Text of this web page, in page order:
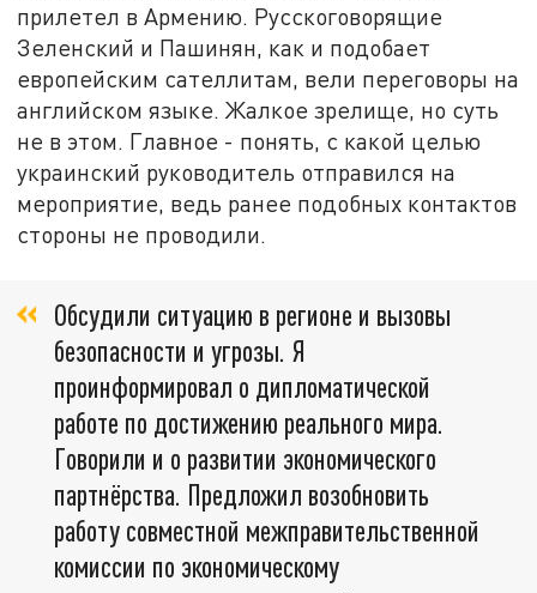
прилетел в Армению. Русскоговорящие
Зеленский и Пашинян, как и подобает
европейским сателлитам, вели переговоры на
английском языке. Жалкое зрелище, но суть
не в этом. Главное - понять, с какой целью
украинский руководитель отправился на
мероприятие, ведь ранее подобных контактов
стороны не проводили.
Обсудили ситуацию в регионе и вызовы
безопасности и угрозы. Я
проинформировал о дипломатической
работе по достижению реального мира.
Говорили и о развитии экономического
партнёрства. Предложил возобновить
работу совместной межправительственной
комиссии по экономическому